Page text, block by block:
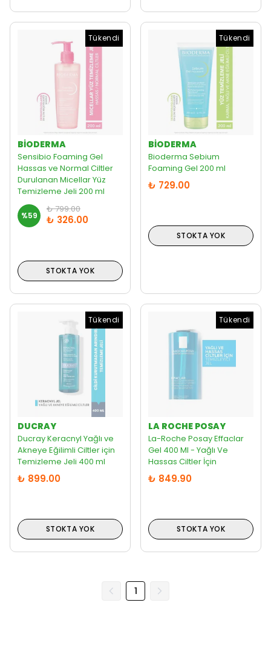
Tükendi
BIODERMA
Sensibio Foaming Gel
Hassas ve Normal Ciltler
Durulanan Micellar Yüz
Temizleme Jeli 200 ml
%59
₺ 799.00
₺ 326.00
STOKTA YOK
Tükendi
BIODERMA
Bioderma Sebium
Foaming Gel 200 ml
₺ 729.00
STOKTA YOK
Tükendi
DUCRAY
Ducray Keracnyl Yağlı ve
Akneye Eğilimli Ciltler için
Temizleme Jeli 400 ml
₺ 899.00
STOKTA YOK
Tükendi
LA ROCHE POSAY
La-Roche Posay Effaclar
Gel 400 Ml - Yağlı Ve
Hassas Ciltler İçin
₺ 849.90
STOKTA YOK
1